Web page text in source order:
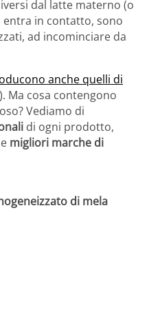
dal latte materno (o
in contatto, sono
ad incominciare da
anche quelli di
Ma cosa contengono
Vediamo di
di ogni prodotto,
migliori marche di
di mela